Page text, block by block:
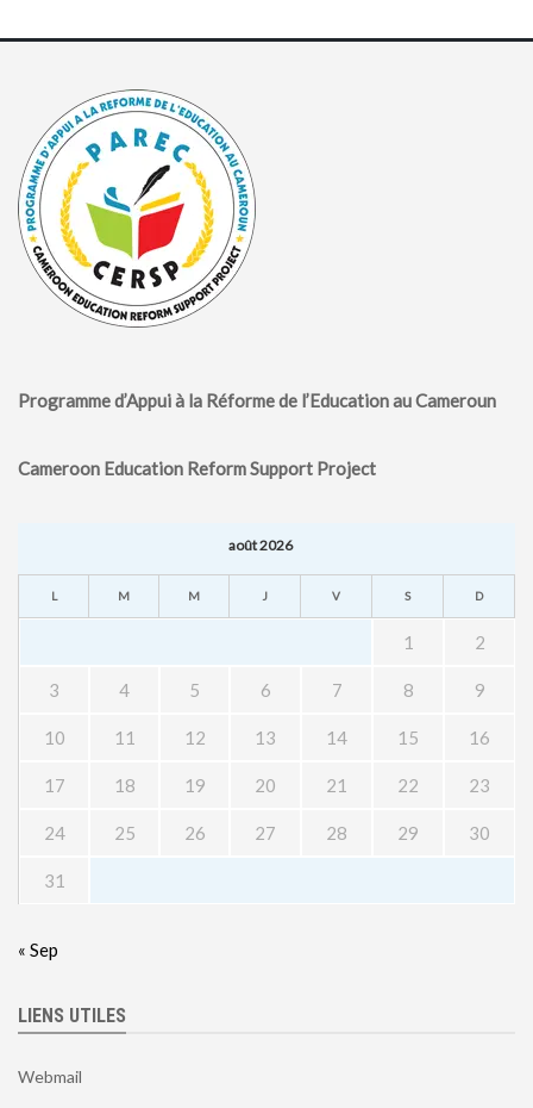
Programme d’Appui à la Réforme de l’Education au Cameroun
Cameroon Education Reform Support Project
août 2026
L M M J V S D
1 2
3 4 5 6 7 8 9
10 11 12 13 14 15 16
17 18 19 20 21 22 23
24 25 26 27 28 29 30
31
« Sep
LIENS UTILES
Webmail